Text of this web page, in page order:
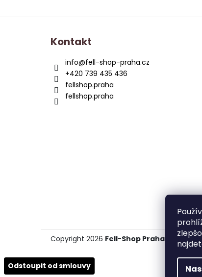
Z
Kontakt
info@fell-shop-praha.cz
+420 739 435 436
fellshop.praha
fellshop.praha
Copyright 2026 Fell-Shop Praha .
Odstoupit od smlouvy